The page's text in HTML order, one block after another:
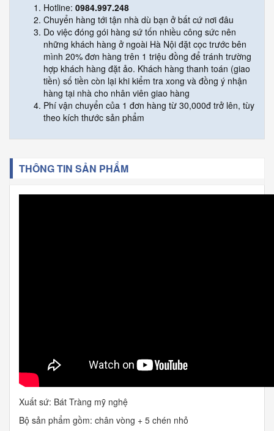
Hotline: 0984.997.248
Chuyển hàng tới tận nhà dù bạn ở bất cứ nơi đâu
Do việc đóng gói hàng sứ tốn nhiều công sức nên
những khách hàng ở ngoài Hà Nội đặt cọc trước bên
mình 20% đơn hàng trên 1 triệu đồng để tránh trường
hợp khách hàng đặt ảo. Khách hàng thanh toán (giao
tiền) số tiền còn lại khi kiểm tra xong và đồng ý nhận
hàng tại nhà cho nhân viên giao hàng
Phí vận chuyển của 1 đơn hàng từ 30,000đ trở lên, tùy
theo kích thước sản phẩm
THÔNG TIN SẢN PHẨM
Xuất sứ: Bát Tràng mỹ nghệ
Bộ sản phẩm gồm: chân vòng + 5 chén nhỏ